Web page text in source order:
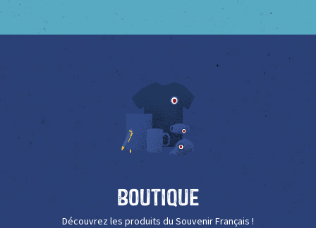
Boutique
Découvrez les produits du Souvenir Français !